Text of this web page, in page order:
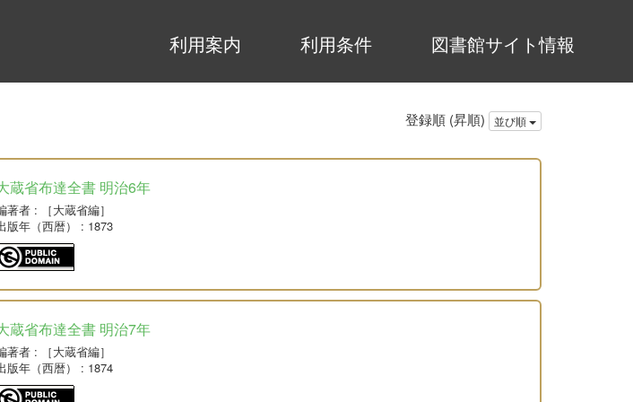
利用案内 利用条件 図書館サイト情報
登録順 (昇順) 並び順
蔵省布達全書 明治6年
著者: ［大蔵省編］
版年（西暦）
: 1873
蔵省布達全書 明治7年
著者: ［大蔵省編］
版年（西暦）
: 1874